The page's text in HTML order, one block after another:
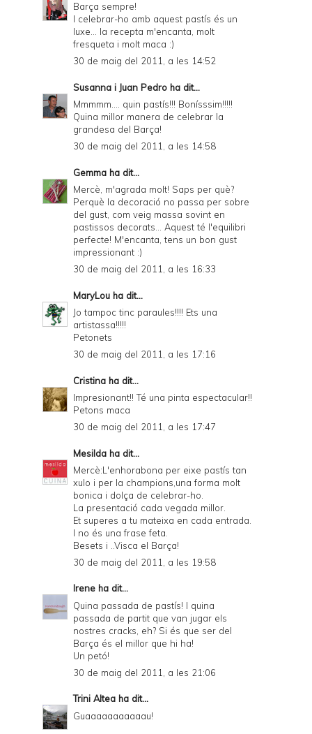
Barça sempre!
I celebrar-ho amb aquest pastís és un
luxe... la recepta m'encanta, molt
fresqueta i molt maca :)
30 de maig del 2011, a les 14:52
Susanna i Juan Pedro ha dit...
Mmmmm.... quin pastís!!! Bonísssim!!!!!
Quina millor manera de celebrar la
grandesa del Barça!
30 de maig del 2011, a les 14:58
Gemma ha dit...
Mercè, m'agrada molt! Saps per què?
Perquè la decoració no passa per sobre
del gust, com veig massa sovint en
pastissos decorats... Aquest té l'equilibri
perfecte! M'encanta, tens un bon gust
impressionant :)
30 de maig del 2011, a les 16:33
MaryLou ha dit...
Jo tampoc tinc paraules!!!! Ets una
artistassa!!!!!
Petonets
30 de maig del 2011, a les 17:16
Cristina ha dit...
Impresionant!! Té una pinta espectacular!!
Petons maca
30 de maig del 2011, a les 17:47
Mesilda ha dit...
Mercè:L'enhorabona per eixe pastís tan
xulo i per la champions,una forma molt
bonica i dolça de celebrar-ho.
La presentació cada vegada millor.
Et superes a tu mateixa en cada entrada.
I no és una frase feta.
Besets i ..Visca el Barça!
30 de maig del 2011, a les 19:58
Irene ha dit...
Quina passada de pastís! I quina
passada de partit que van jugar els
nostres cracks, eh? Si és que ser del
Barça és el millor que hi ha!
Un petó!
30 de maig del 2011, a les 21:06
Trini Altea ha dit...
Guaaaaaaaaaaau!